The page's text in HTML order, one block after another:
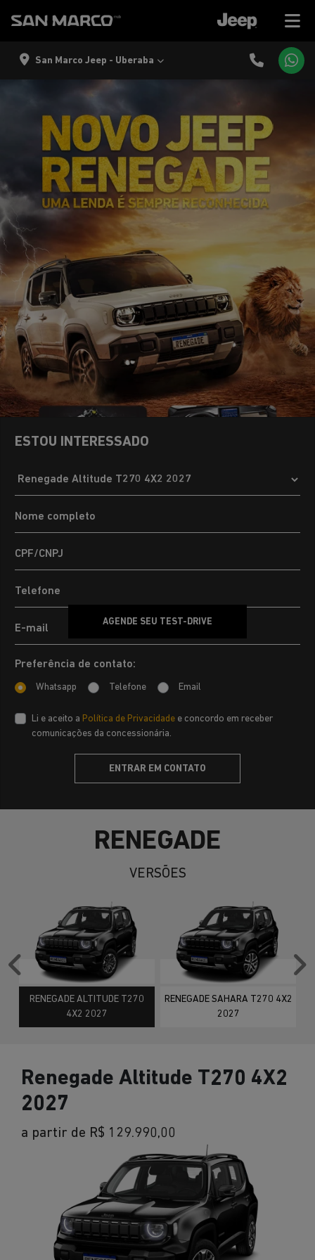
San Marco Jeep - Uberaba
ESTOU INTERESSADO
Preferência de contato:
Whatsapp Telefone Email
Li e aceito a Política de Privacidade e concordo em receber
comunicações da concessionária.
ENTRAR EM CONTATO
AGENDE SEU TEST-DRIVE
RENEGADE
VERSÕES
RENEGADE ALTITUDE T270
4X2 2027
RENEGADE SAHARA T270 4X2
2027
Anterior
Renegade Altitude T270 4X2
2027
a partir de R$ 129.990,00